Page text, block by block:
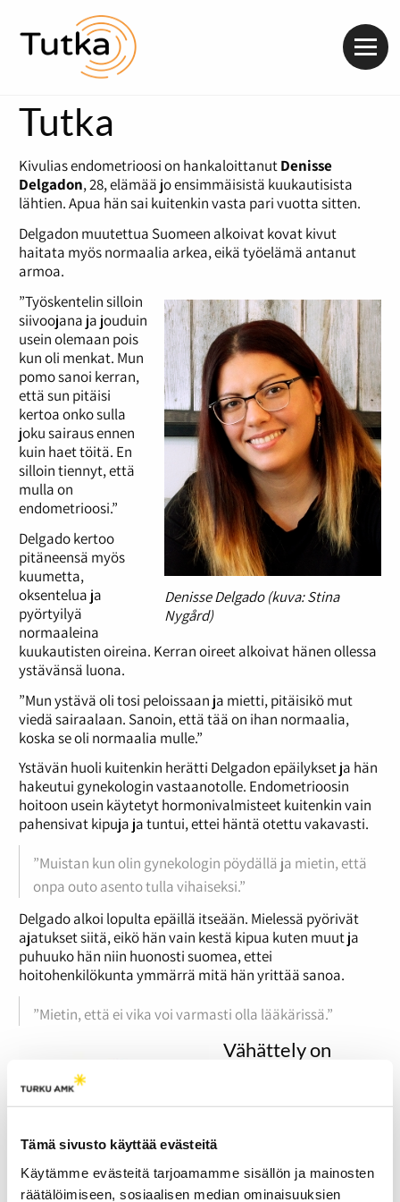
Tämä sivusto käyttää evästeitä
Käytämme evästeitä tarjoamamme sisällön ja mainosten
räätälöimiseen, sosiaalisen median ominaisuuksien
Tutka
Kivulias endometrioosi on hankaloittanutDenisse
Delgadon, 28, elämää jo ensimmäisistä kuukautisista
lähtien. Apua hän sai kuitenkin vasta pari vuotta sitten.
Delgadon muutettua Suomeen alkoivat kovat kivut
haitata myös normaalia arkea, eikä työelämä antanut
armoa.
Denisse Delgado (kuva: Stina
Nygård)
”Työskentelin silloin
siivoojana ja jouduin
usein olemaan pois
kun oli menkat. Mun
pomo sanoi kerran,
että sun pitäisi
kertoa onko sulla
joku sairaus ennen
kuin haet töitä. En
silloin tiennyt, että
mulla on
endometrioosi.”
Delgado kertoo
pitäneensä myös
kuumetta,
oksentelua ja
pyörtyilyä
normaaleina
kuukautisten oireina. Kerran oireet alkoivat hänen ollessa
ystävänsä luona.
”Mun ystävä oli tosi peloissaan ja mietti, pitäisikö mut
viedä sairaalaan. Sanoin, että tää on ihan normaalia,
koska se oli normaalia mulle.”
Ystävän huoli kuitenkin herätti Delgadon epäilykset ja hän
hakeutui gynekologin vastaanotolle. Endometrioosin
hoitoon usein käytetyt hormonivalmisteet kuitenkin vain
pahensivat kipuja ja tuntui, ettei häntä otettu vakavasti.
”Muistan kun olin gynekologin pöydällä ja mietin, että
onpa outo asento tulla vihaiseksi.”
Delgado alkoi lopulta epäillä itseään. Mielessä pyörivät
ajatukset siitä, eikö hän vain kestä kipua kuten muut ja
puhuuko hän niin huonosti suomea, ettei
hoitohenkilökunta ymmärrä mitä hän yrittää sanoa.
”Mietin, että ei vika voi varmasti olla lääkärissä.”
Vähättely on
Gynekologisen
Elina Purhon
mukaan
tällaiset ajatukset ovat